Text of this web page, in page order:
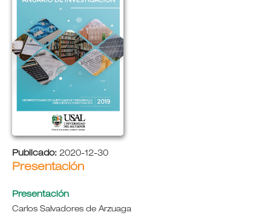
Publicado: 2020-12-30
Presentación
Presentación
Carlos Salvadores de Arzuaga